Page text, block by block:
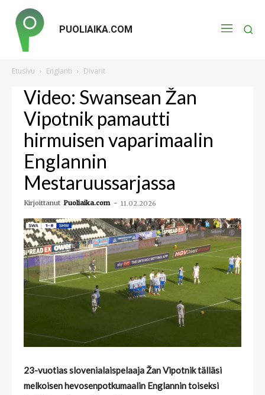
PUOLIAIKA.COM
Etusivu Englanti Divarit
Video: Swansean Žan
Vipotnik pamautti
hirmuisen vaparimaalin
Englannin
Mestaruussarjassa
Kirjoittanut Puoliaika.com - 11.02.2026
23-vuotias slovenialaispelaaja Žan Vipotnik tälläsi
melkoisen hevosenpotkumaalin Englannin toiseksi